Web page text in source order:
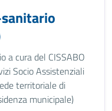
a cura del CISSABO
Socio Assistenziali
territoriale di
municipale)